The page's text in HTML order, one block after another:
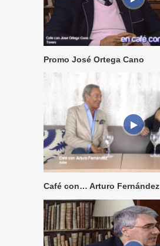
Promo José Ortega Cano
Café con… Arturo Fernández